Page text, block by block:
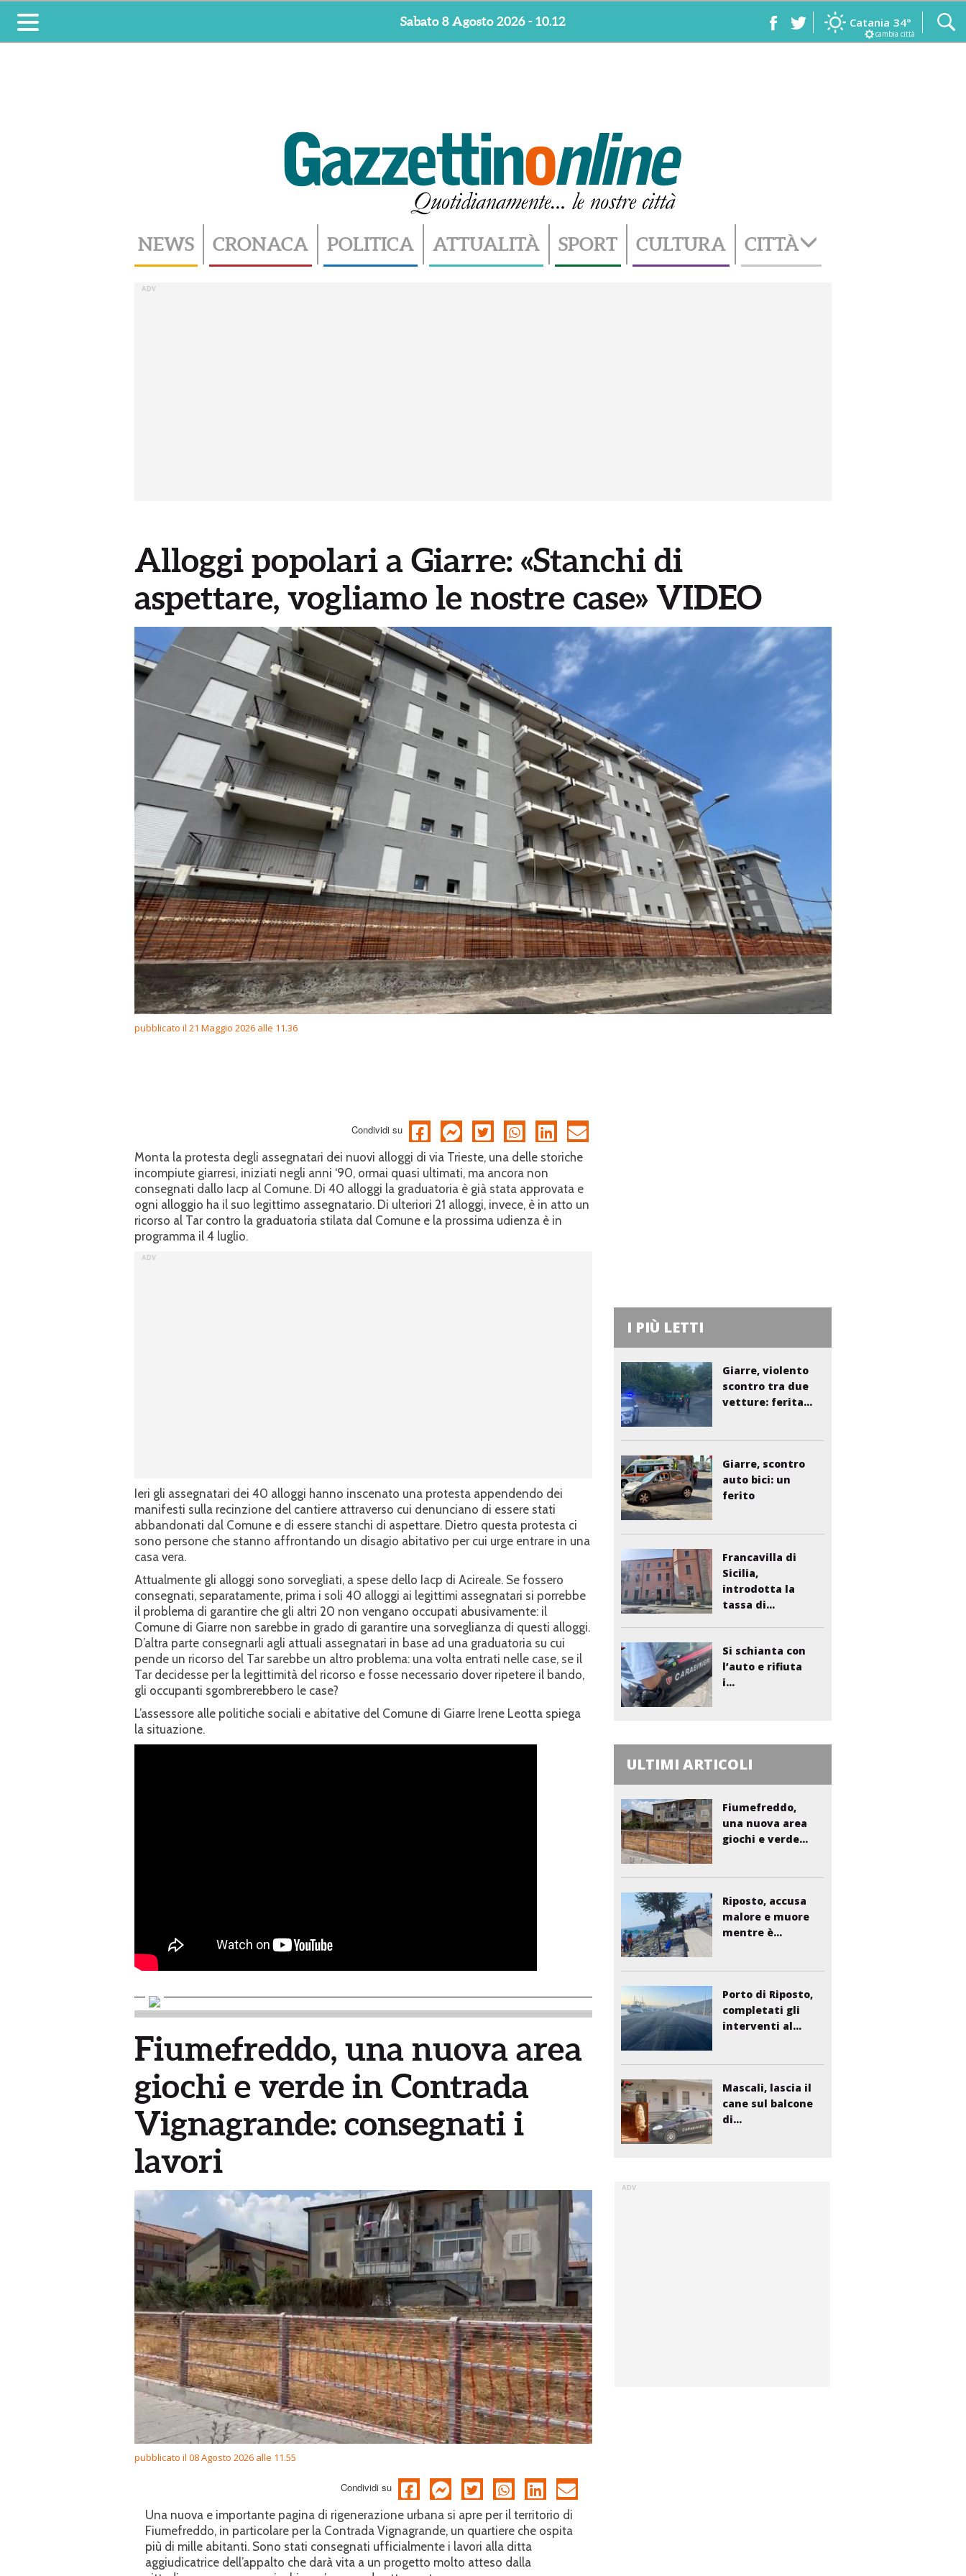
Toggle
navigation
Sabato 8 Agosto 2026 - 10.12 Catania 34°
cambia città
NEWS CRONACA POLITICA ATTUALITÀ SPORT CULTURA CITTÀ
Alloggi popolari a Giarre: «Stanchi di
aspettare, vogliamo le nostre case» VIDEO
pubblicato il 21 Maggio 2026 alle 11.36
Condividi su
Monta la protesta degli assegnatari dei nuovi alloggi di via Trieste, una delle storiche
incompiute giarresi, iniziati negli anni ‘90, ormai quasi ultimati, ma ancora non
consegnati dallo Iacp al Comune. Di 40 alloggi la graduatoria è già stata approvata e
ogni alloggio ha il suo legittimo assegnatario. Di ulteriori 21 alloggi, invece, è in atto un
ricorso al Tar contro la graduatoria stilata dal Comune e la prossima udienza è in
programma il 4 luglio.
Ieri gli assegnatari dei 40 alloggi hanno inscenato una protesta appendendo dei
manifesti sulla recinzione del cantiere attraverso cui denunciano di essere stati
abbandonati dal Comune e di essere stanchi di aspettare. Dietro questa protesta ci
sono persone che stanno affrontando un disagio abitativo per cui urge entrare in una
casa vera.
Attualmente gli alloggi sono sorvegliati, a spese dello Iacp di Acireale. Se fossero
consegnati, separatamente, prima i soli 40 alloggi ai legittimi assegnatari si porrebbe
il problema di garantire che gli altri 20 non vengano occupati abusivamente: il
Comune di Giarre non sarebbe in grado di garantire una sorveglianza di questi alloggi.
D’altra parte consegnarli agli attuali assegnatari in base ad una graduatoria su cui
pende un ricorso del Tar sarebbe un altro problema: una volta entrati nelle case, se il
Tar decidesse per la legittimità del ricorso e fosse necessario dover ripetere il bando,
gli occupanti sgombrerebbero le case?
L’assessore alle politiche sociali e abitative del Comune di Giarre Irene Leotta spiega
la situazione.
Fiumefreddo, una nuova area
giochi e verde in Contrada
Vignagrande: consegnati i
lavori
pubblicato il 08 Agosto 2026 alle 11.55
Condividi su
Una nuova e importante pagina di rigenerazione urbana si apre per il territorio di
Fiumefreddo, in particolare per la Contrada Vignagrande, un quartiere che ospita
più di mille abitanti. Sono stati consegnati ufficialmente i lavori alla ditta
aggiudicatrice dell’appalto che darà vita a un progetto molto atteso dalla
I PIÙ LETTI
Giarre, violento
scontro tra due
vetture: ferita...
Giarre, scontro
auto bici: un
ferito
Francavilla di
Sicilia,
introdotta la
tassa di...
Si schianta con
l’auto e rifiuta
i...
ULTIMI ARTICOLI
Fiumefreddo,
una nuova area
giochi e verde...
Riposto, accusa
malore e muore
mentre è...
Porto di Riposto,
completati gli
interventi al...
Mascali, lascia il
cane sul balcone
di...